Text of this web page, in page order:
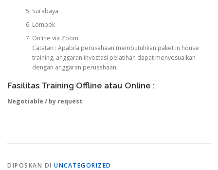
Surabaya
Lombok
Online via Zoom
Catatan : Apabila perusahaan membutuhkan paket in house
training, anggaran investasi pelatihan dapat menyesuaikan
dengan anggaran perusahaan.
Fasilitas Training Offline atau Online :
Negotiable / by request
DIPOSKAN DI UNCATEGORIZED